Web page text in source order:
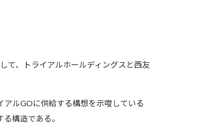
て、トライアルホールディングスと西友
ルGOに供給する構想を示唆している
構造である。